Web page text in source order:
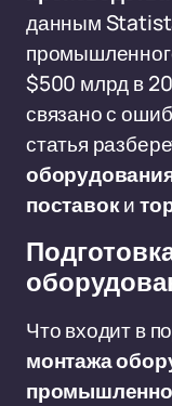
данным
$500 млрд в
связано с
статья
поставоки
Что входит в
монтажа